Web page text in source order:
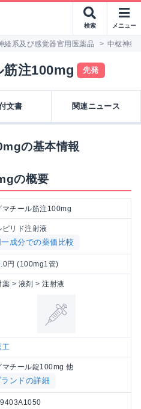
検索 メニュー
経系及び感覚器官用医薬品 > 中枢神経
筋注100mg 先発
文書 関連ニュース
の基本情報
の概要
マチール筋注100mg
ピリド注射液
一成分での薬価比較
円 (100mg1管)
薬 > 液剤 > 注射液
工
マチール錠100mg 他
ランドの詳細